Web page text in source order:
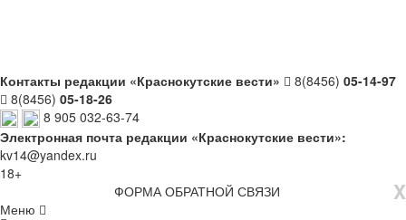
Контакты редакции «Краснокутские вести» 8(8456) 05-14-97
8(8456) 05-18-26
8 905 032-63-74
Электронная почта редакции «Краснокутские вести»:
kv14@yandex.ru
18+
X
ФОРМА ОБРАТНОЙ СВЯЗИ
Меню